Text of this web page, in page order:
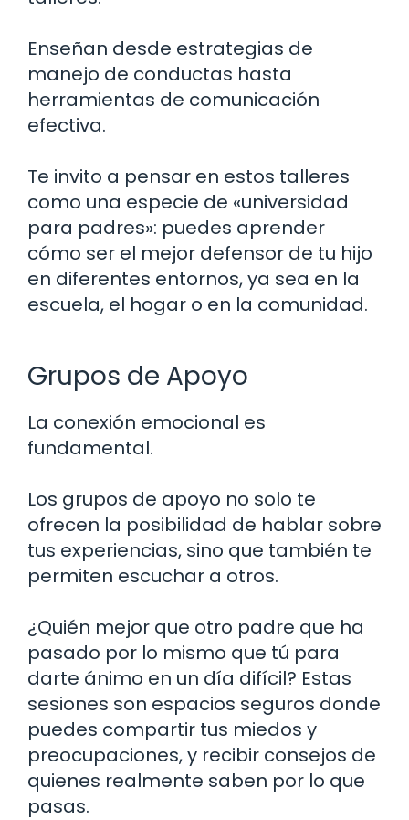
Enseñan desde estrategias de
manejo de conductas hasta
herramientas de comunicación
efectiva.
Te invito a pensar en estos talleres
como una especie de «universidad
para padres»: puedes aprender
cómo ser el mejor defensor de tu hijo
en diferentes entornos, ya sea en la
escuela, el hogar o en la comunidad.
Grupos de Apoyo
La conexión emocional es
fundamental.
Los grupos de apoyo no solo te
ofrecen la posibilidad de hablar sobre
tus experiencias, sino que también te
permiten escuchar a otros.
¿Quién mejor que otro padre que ha
pasado por lo mismo que tú para
darte ánimo en un día difícil? Estas
sesiones son espacios seguros donde
puedes compartir tus miedos y
preocupaciones, y recibir consejos de
quienes realmente saben por lo que
pasas.